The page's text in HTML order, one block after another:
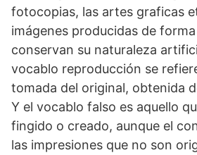
fotocopias, las artes graficas
imágenes producidas de
conservan su naturaleza
vocablo reproducción se
tomada del original, obtenida
Y el vocablo falso es aquello
fingido o creado, aunque el
las impresiones que no son